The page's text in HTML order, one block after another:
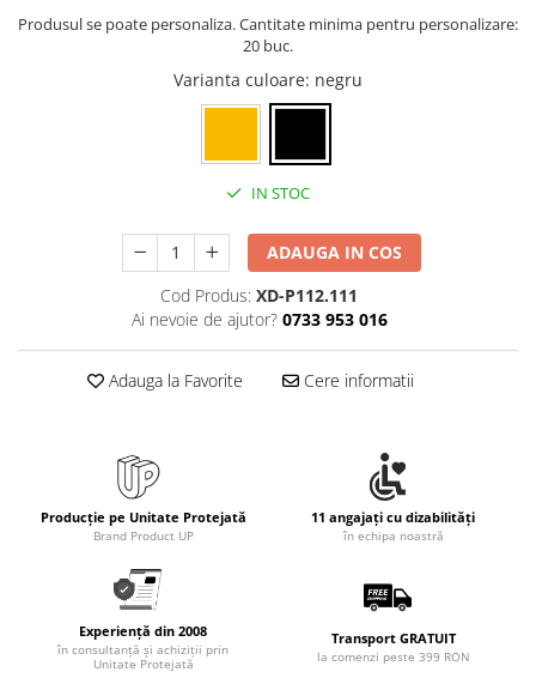
Pixuri metalice
Seturi de scris Premium
Creioane mecanice si grafit
Carioci si creioane colorate
Rezerve instrumente scris
Tavite documente si suporturi
Foarfece pentru birou
Curatenie si igiena
Produse Antibacteriene
Articole pentru baie
Articole pentru bucatarie
Maturi, mopuri si galeti
Hartie igienica, prosoape hartie si
Produsul se poate personaliza. Cantitate minima pentru personalizare:
20 buc.
Varianta culoare: negru
IN STOC
ADAUGA IN COS
Cod Produs: XD-P112.111
Ai nevoie de ajutor? 0733 953 016
Adauga la Favorite Cere informatii
Producție pe Unitate Protejată
Brand Product UP
11 angajați cu dizabilități
în echipa noastră
Experiență din 2008
în consultanță și achiziții prin
Unitate Protejată
Transport GRATUIT
la comenzi peste 399 RON